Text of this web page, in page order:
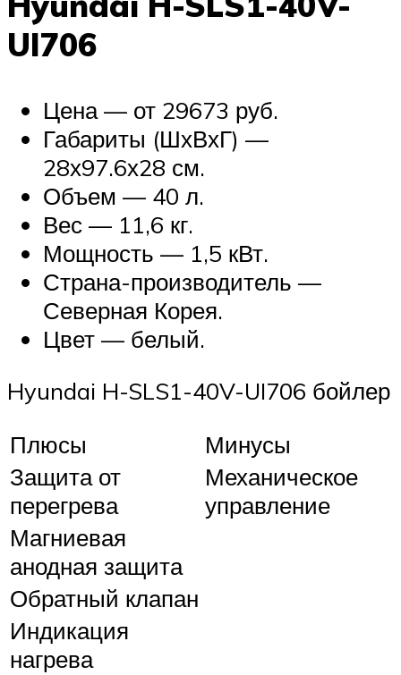
UI706
Цена — от 29673 руб.
Габариты (ШхВхГ) —
28х97.6х28 см.
Объем — 40 л.
Вес — 11,6 кг.
Мощность — 1,5 кВт.
Страна-производитель —
Северная Корея.
Цвет — белый.
Hyundai H-SLS1-40V-UI706 бойлер
Плюсы
Минусы
Защита от
перегрева
Механическое
управление
Магниевая
анодная защита
Обратный клапан
Индикация
нагрева